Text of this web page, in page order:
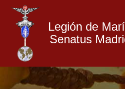
Legión de
Senatus
Saltar